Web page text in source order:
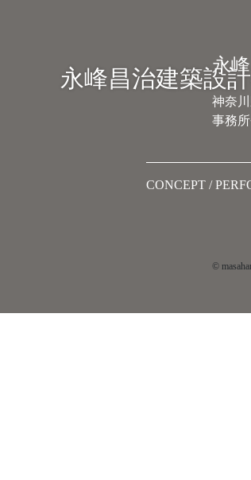
Main Navigation
永峰昌治建築設
永
神奈
事務
CONCEPT
©